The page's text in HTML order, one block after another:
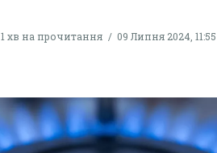
1 хв на прочитання 09 Липня 2024, 11:55